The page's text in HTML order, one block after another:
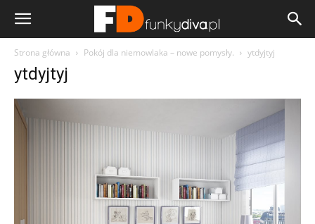
Strona główna Pokój dla niemowlaka – nowe pomysły. ytdyjtyj
ytdyjtyj